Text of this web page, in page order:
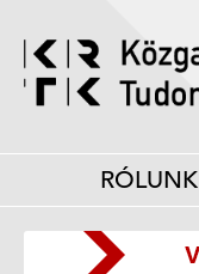
RÓLUNK